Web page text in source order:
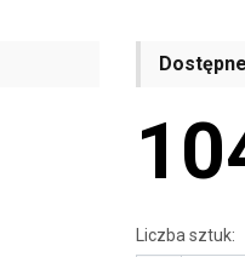
Dostępne
Liczba sztuk: